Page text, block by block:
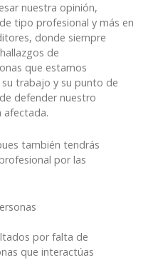
nuestra opinión,
tipo profesional y más en
donde siempre
de
que estamos
trabajo y su punto de
defender nuestro
afectada.
también tendrás
por las
por falta de
que interactúas